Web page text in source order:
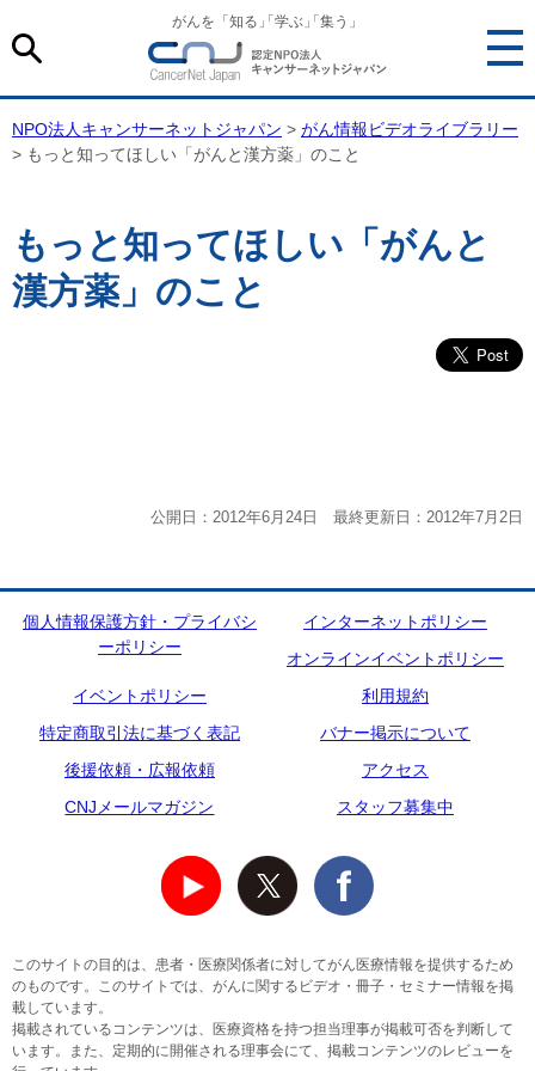
がんを「知る 「学ぶ 「集う」
NPO法人キャンサーネットジャパン > がん情報ビデオライブラリー
> もっと知ってほしい「がんと漢方薬」のこと
もっと知ってほしい「がんと
漢方薬」のこと
公開日：2012年6月24日 最終更新日：2012年7月2日
個人情報保護方針・プライバシ
ーポリシー
インターネットポリシー
オンラインイベントポリシー
イベントポリシー
利用規約
特定商取引法に基づく表記
バナー掲示について
後援依頼・広報依頼
アクセス
CNJメールマガジン
スタッフ募集中
このサイトの目的は、患者・医療関係者に対してがん医療情報を提供するため
のものです。このサイトでは、がんに関するビデオ・冊子・セミナー情報を掲
載しています。
掲載されているコンテンツは、医療資格を持つ担当理事が掲載可否を判断して
います。また、定期的に開催される理事会にて、掲載コンテンツのレビューを